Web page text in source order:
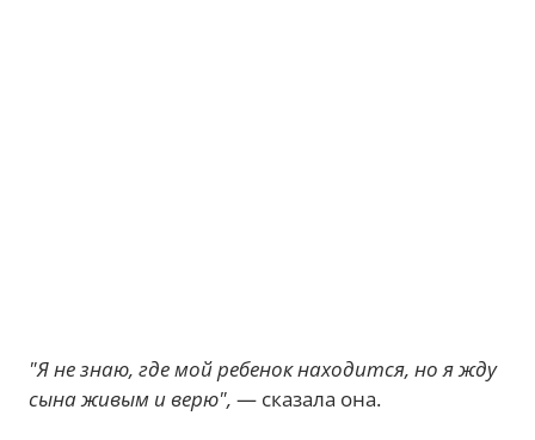
"Я не знаю, где мой ребенок находится, но я жду
сына живым и верю", — сказала она.